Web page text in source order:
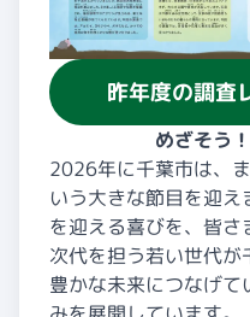
昨年度の調査
めざそう
2026年に千葉市は、
いう大きな節目を迎
を迎える喜びを、皆さ
次代を担う若い世代
豊かな未来につなげ